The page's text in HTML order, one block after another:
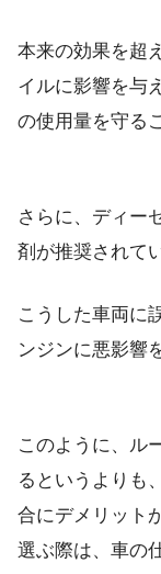
本来の効果を超
イルに影響を与
の使用量を守る
さらに、ディー
剤が推奨されて
こうした車両に
ンジンに悪影響
このように、ル
るというよりも
合にデメリット
選ぶ際は、車の